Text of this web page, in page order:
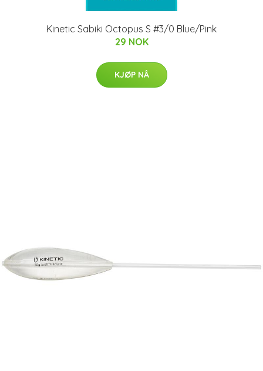
Kinetic Sabiki Octopus S #3/0 Blue/Pink
29 NOK
KJØP NÅ